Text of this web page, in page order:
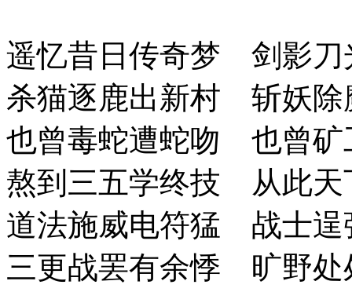
遥忆昔日传奇梦 剑影
杀猫逐鹿出新村 斩妖
也曾毒蛇遭蛇吻 也曾
熬到三五学终技 从此
道法施威电符猛 战士
三更战罢有余悸 旷野